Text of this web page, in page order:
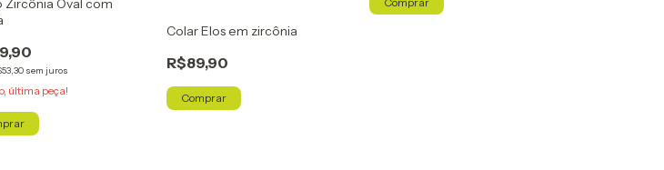
Zircônia Oval com
sem juros
última peça!
Colar Elos em zircônia
R$89,90
Comprar